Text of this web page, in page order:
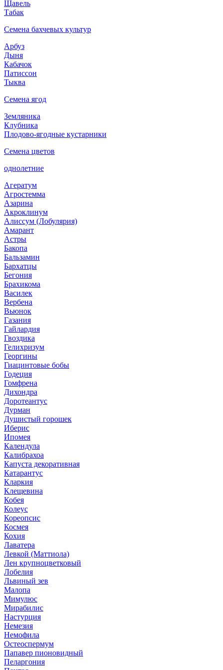
Щавель
Табак
Семена бахчевых культур
Арбуз
Дыня
Кабачок
Патиссон
Тыква
Семена ягод
Земляника
Клубника
Плодово-ягодные кустарники
Семена цветов
однолетние
Агератум
Агростемма
Азарина
Акроклинум
Алиссум (Лобулярия)
Амарант
Астры
Бакопа
Бальзамин
Бархатцы
Бегония
Брахикома
Василек
Вербена
Вьюнок
Газания
Гайлардия
Гвоздика
Гелихризум
Георгины
Гиацинтовые бобы
Годеция
Гомфрена
Дихондра
Доротеантус
Дурман
Душистый горошек
Иберис
Ипомея
Календула
Калибрахоа
Капуста декоративная
Катарантус
Кларкия
Клещевина
Кобея
Колеус
Кореопсис
Космея
Кохия
Лаватера
Левкой (Маттиола)
Лен крупноцветковый
Лобелия
Львиный зев
Малопа
Мимулюс
Мирабилис
Настурция
Немезия
Немофила
Остеоспермум
Папавер пионовидный
Пеларгония